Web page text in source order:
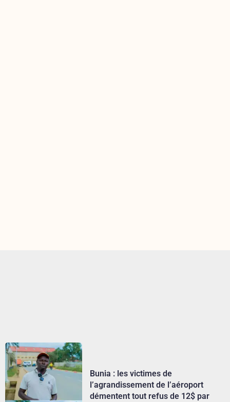
Bunia : les victimes de
l’agrandissement de l’aéroport
démentent tout refus de 12$ par